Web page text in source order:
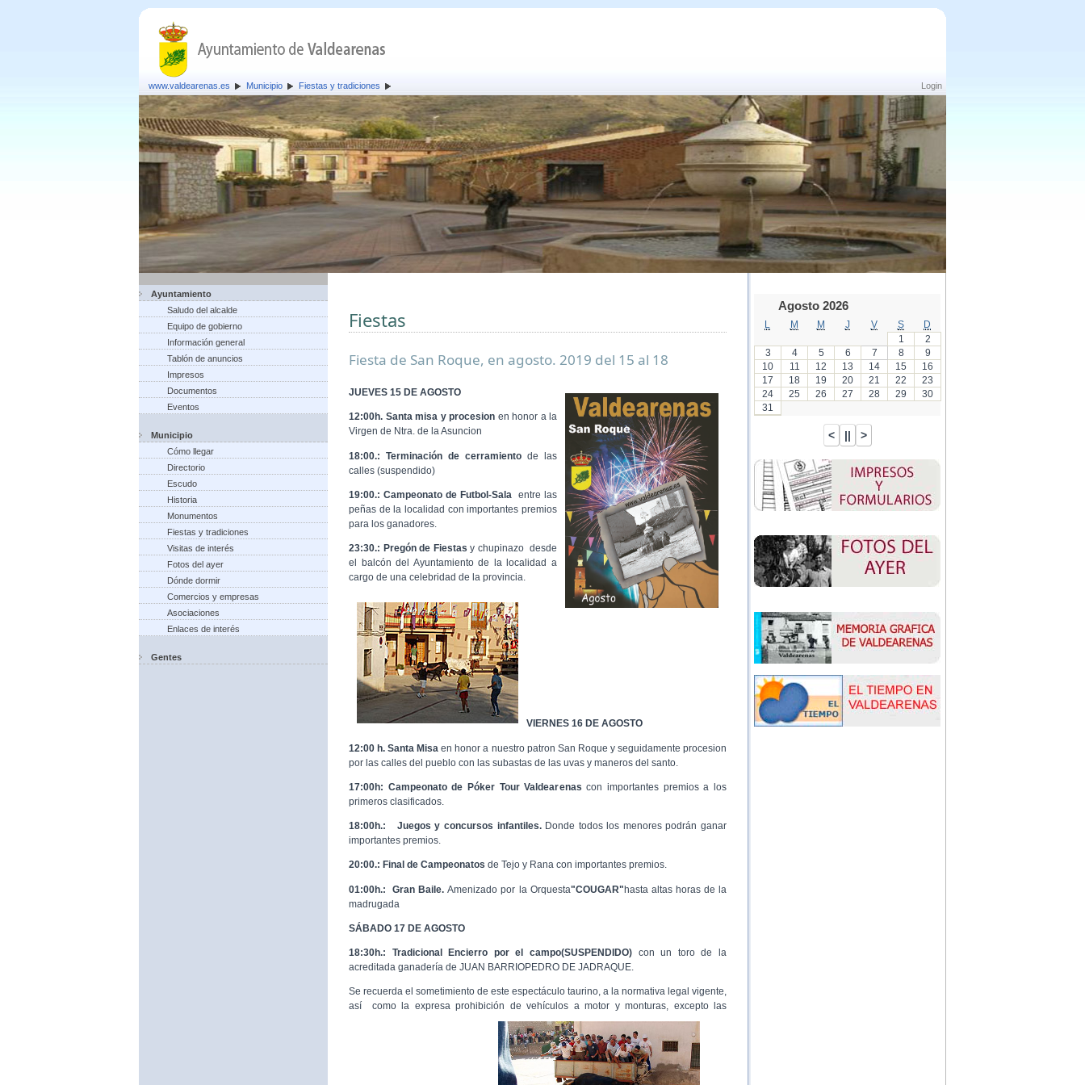
Login
www.valdearenas.es Municipio Fiestas y tradiciones
Ayuntamiento
Saludo del alcalde
Equipo de gobierno
Información general
Tablón de anuncios
Impresos
Documentos
Eventos
Municipio
Cómo llegar
Directorio
Escudo
Historia
Monumentos
Fiestas y tradiciones
Visitas de interés
Fotos del ayer
Dónde dormir
Comercios y empresas
Asociaciones
Enlaces de interés
Gentes
Fiestas
Fiesta de San Roque, en agosto. 2019 del 15 al 18
JUEVES 15 DE AGOSTO
12:00h. Santa misa y procesion en honor a la
Virgen de Ntra. de la Asuncion
18:00.: Terminación de cerramiento de las
calles (suspendido)
19:00.: Campeonato de Futbol-Sala entre las
peñas de la localidad con importantes premios
para los ganadores.
23:30.: Pregón de Fiestasy chupinazo desde
el balcón del Ayuntamiento de la localidad a
cargo de una celebridad de la provincia.
VIERNES 16 DE AGOSTO
12:00 h. Santa Misa en honor a nuestro patron San Roque y seguidamente procesion
por las calles del pueblo con las subastas de las uvas y maneros del santo.
17:00h: Campeonato de Póker Tour Valdearenascon importantes premios a los
primeros clasificados.
18:00h.: Juegos y concursos infantiles.Donde todos los menores podrán ganar
importantes premios.
20:00.: Final de Campeonatos de Tejo y Rana con importantes premios.
01:00h.: Gran Baile.Amenizado por la Orquesta"COUGAR"hasta altas horas de la
madrugada
SÁBADO 17 DE AGOSTO
18:30h.: Tradicional Encierro por el campo(SUSPENDIDO) con un toro de la
acreditada ganadería de JUAN BARRIOPEDRO DE JADRAQUE.
Se recuerda el sometimiento de este espectáculo taurino, a la normativa legal vigente,
así como la expresa prohibición de vehículos a motor y monturas, excepto las
Agosto 2026
M M J V S
D
1
2
3
4 5 6 7 8
9
10
11 12 13 14 15
16
17
18 19 20 21 22
23
24
25 26 27 28 29
30
31